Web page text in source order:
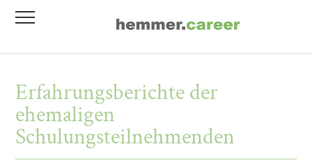
Erfahrungsberichte der
ehemaligen
Schulungsteilnehmenden
Stellenmarkt
Kanzlei- und Firmenprofile
Referendariat
Bewerberservice
Inhouse Schulungen
Mediaportfolio/Anzeigen
Networking Day
Personalvermittlung